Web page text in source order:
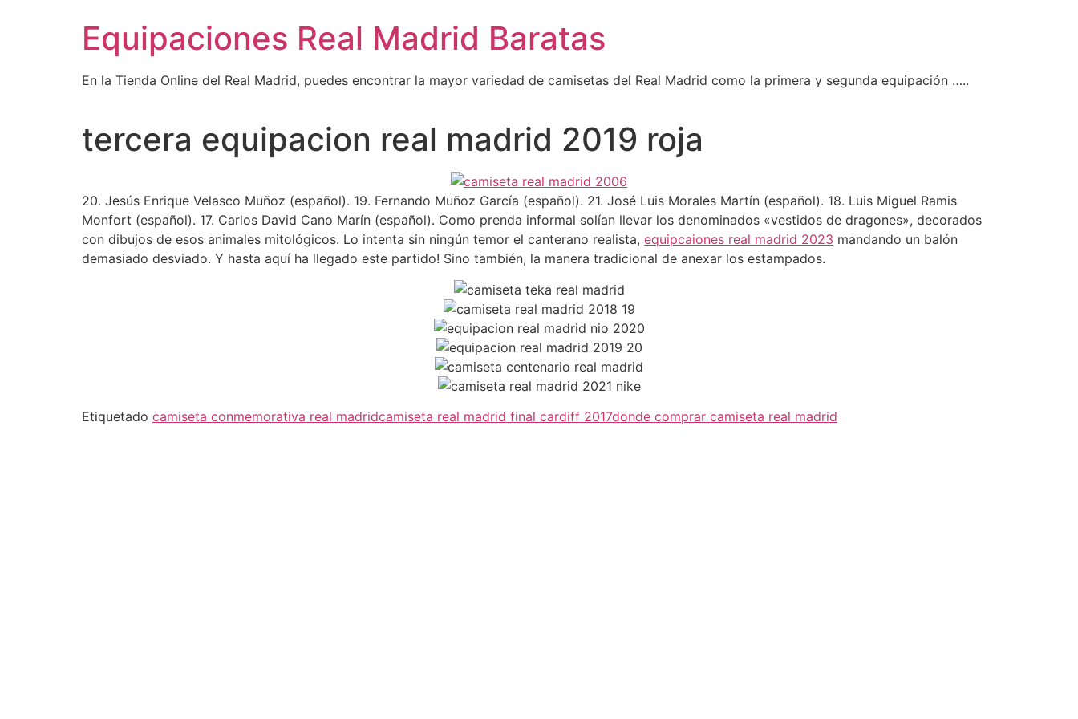
Equipaciones Real Madrid Baratas
En la Tienda Online del Real Madrid, puedes encontrar la mayor variedad de camisetas del Real Madrid como la primera y segunda equipación …..
tercera equipacion real madrid 2019 roja
20. Jesús Enrique Velasco Muñoz (español). 19. Fernando Muñoz García (español). 21. José Luis Morales Martín (español). 18. Luis Miguel Ramis
Monfort (español). 17. Carlos David Cano Marín (español). Como prenda informal solían llevar los denominados «vestidos de dragones», decorados
con dibujos de esos animales mitológicos. Lo intenta sin ningún temor el canterano realista, equipcaiones real madrid 2023 mandando un balón
demasiado desviado. Y hasta aquí ha llegado este partido! Sino también, la manera tradicional de anexar los estampados.
Etiquetado camiseta conmemorativa real madridcamiseta real madrid final cardiff 2017donde comprar camiseta real madrid